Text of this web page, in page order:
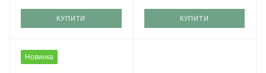
КУПИТИ КУПИТИ
Новинка